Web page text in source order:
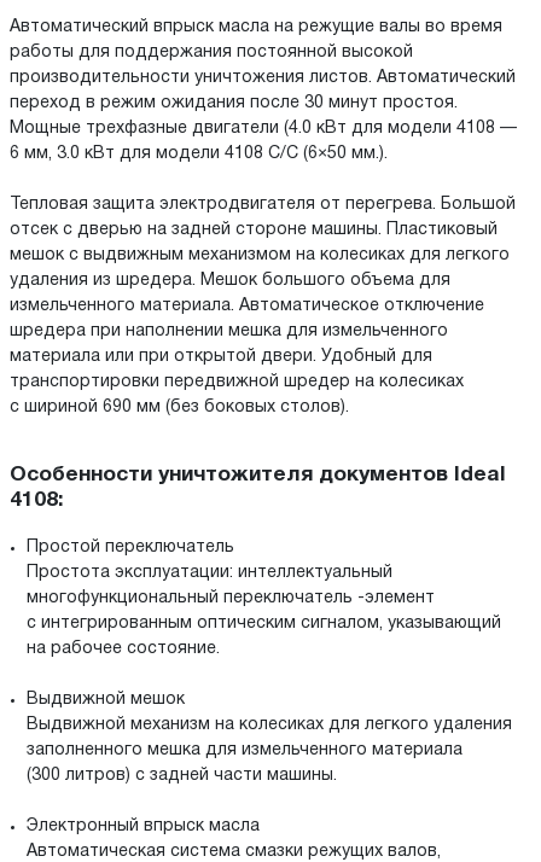
Автоматический впрыск масла на режущие валы во время
работы для поддержания постоянной высокой
производительности уничтожения листов. Автоматический
переход в режим ожидания после 30 минут простоя.
Мощные трехфазные двигатели (4.0 кВт для модели 4108 —
6 мм, 3.0 кВт для модели 4108 С/С (6×50 мм.).
Тепловая защита электродвигателя от перегрева. Большой
отсек с дверью на задней стороне машины. Пластиковый
мешок с выдвижным механизмом на колесиках для легкого
удаления из шредера. Мешок большого объема для
измельченного материала. Автоматическое отключение
шредера при наполнении мешка для измельченного
материала или при открытой двери. Удобный для
транспортировки передвижной шредер на колесиках
с шириной 690 мм (без боковых столов).
Особенности уничтожителя документов Ideal
4108:
Простой переключатель
Простота эксплуатации: интеллектуальный
многофункциональный переключатель -элемент
с интегрированным оптическим сигналом, указывающий
на рабочее состояние.
Выдвижной мешок
Выдвижной механизм на колесиках для легкого удаления
заполненного мешка для измельченного материала
(300 литров) с задней части машины.
Электронный впрыск масла
Автоматическая система смазки режущих валов,